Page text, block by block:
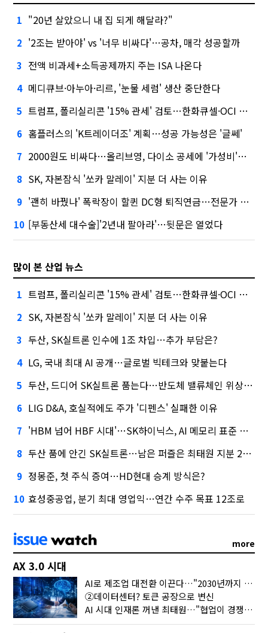
1 "20년 살았으니 내 집 되게 해달라?"
2 '2조는 받아야' vs '너무 비싸다'…공차, 매각 성공할까
3 전액 비과세+소득공제까지 주는 ISA 나온다
4 메디큐브·아누아·리르, '눈물 세럼' 생산 중단한다
5 트럼프, 폴리실리콘 '15% 관세' 검토…한화큐셀·OCI 영향은?
6 홈플러스의 'K트레이더조' 계획…성공 가능성은 '글쎄'
7 2000원도 비싸다…올리브영, 다이소 공세에 '가성비'로 맞불
8 SK, 자본잠식 '쏘카 말레이' 지분 더 사는 이유
9 '괜히 바꿨나' 폭락장이 할퀸 DC형 퇴직연금…전문가 조언은
10 [부동산세 대수술]'2년내 팔아라'…뒷문은 열었다
많이 본 산업 뉴스
1 트럼프, 폴리실리콘 '15% 관세' 검토…한화큐셀·OCI 영향은?
2 SK, 자본잠식 '쏘카 말레이' 지분 더 사는 이유
3 두산, SK실트론 인수에 1조 차입…추가 부담은?
4 LG, 국내 최대 AI 공개…글로벌 빅테크와 맞붙는다
5 두산, 드디어 SK실트론 품는다…반도체 밸류체인 위상 강화
6 LIG D&A, 호실적에도 주가 '디펜스' 실패한 이유
7 'HBM 넘어 HBF 시대'…SK하이닉스, AI 메모리 표준 선점 나섰다
8 두산 품에 안긴 SK실트론…남은 퍼즐은 최태원 지분 29.4%
9 정몽준, 첫 주식 증여…HD현대 승계 방식은?
10 효성중공업, 분기 최대 영업익…연간 수주 목표 12조로
more
AX 3.0 시대
AI로 제조업 대전환 이끈다…"2030년까지 민관합동 20조 투자"
②데이터센터? 토큰 공장으로 변신
AI 시대 인재론 꺼낸 최태원…"협업이 경쟁력"